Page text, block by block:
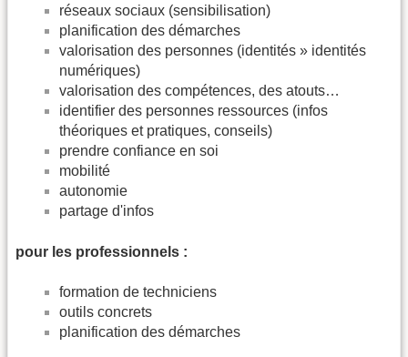
réseaux sociaux (sensibilisation)
planification des démarches
valorisation des personnes (identités » identités
numériques)
valorisation des compétences, des atouts…
identifier des personnes ressources (infos
théoriques et pratiques, conseils)
prendre confiance en soi
mobilité
autonomie
partage d'infos
pour les professionnels :
formation de techniciens
outils concrets
planification des démarches